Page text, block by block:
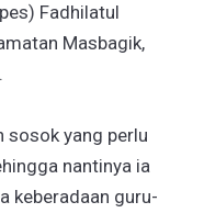
Fadhilatul
Masbagik,
sosok yang perlu
nantinya ia
keberadaan guru-